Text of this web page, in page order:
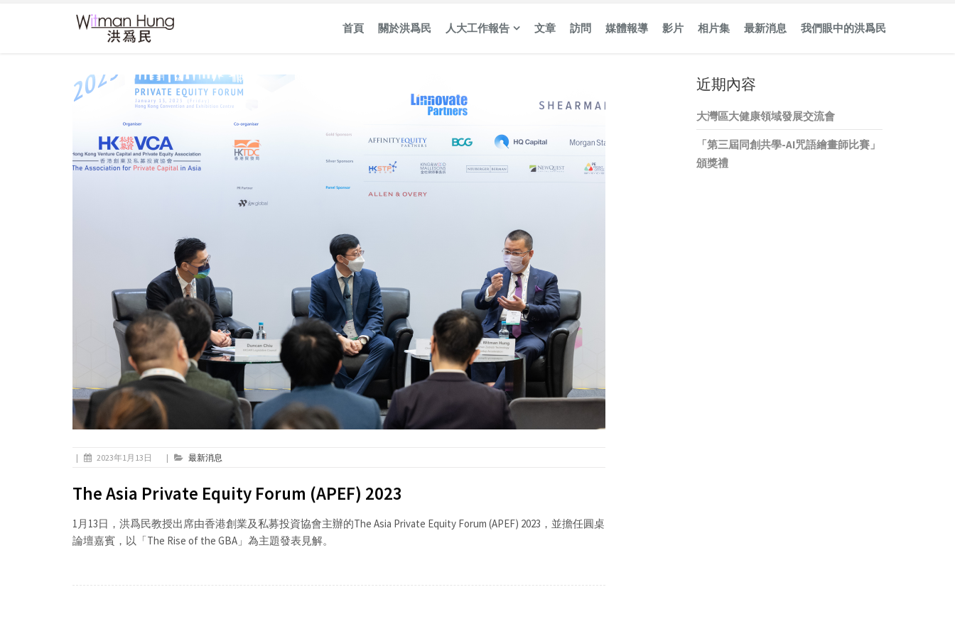
首頁 關於洪爲民 人大工作報告 文章 訪問 媒體報導 影片 相片集 最新消息 我們眼中的洪爲民
| 2023年1月13日 | 最新消息
The Asia Private Equity Forum (APEF) 2023
1月13日，洪爲民教授出席由香港創業及私募投資協會主辦的The Asia Private Equity Forum (APEF) 2023，並擔任圓桌
論壇嘉賓，以「The Rise of the GBA」為主題發表見解。
近期內容
大灣區大健康領域發展交流會
「第三屆同創共學-AI咒語繪畫師比賽」
頒獎禮